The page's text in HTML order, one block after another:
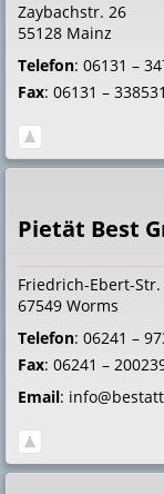
Zaybachstr. 26
55128 Mainz
Telefon: 06131 –
Fax: 06131 – 338531
Pietät Best
Friedrich-Ebert-Str.
67549 Worms
Telefon: 06241 –
Fax: 06241 –
Email: